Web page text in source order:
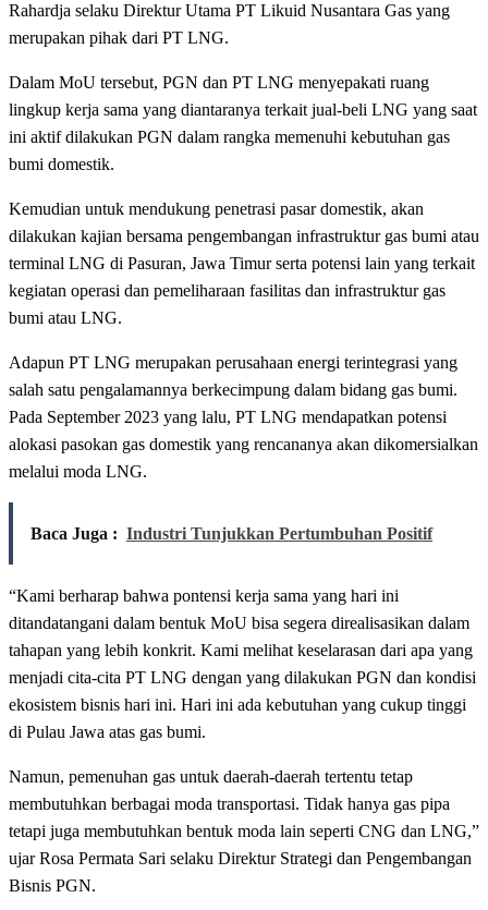
Rahardja selaku Direktur Utama PT Likuid Nusantara Gas yang
merupakan pihak dari PT LNG.
Dalam MoU tersebut, PGN dan PT LNG menyepakati ruang
lingkup kerja sama yang diantaranya terkait jual-beli LNG yang saat
ini aktif dilakukan PGN dalam rangka memenuhi kebutuhan gas
bumi domestik.
Kemudian untuk mendukung penetrasi pasar domestik, akan
dilakukan kajian bersama pengembangan infrastruktur gas bumi atau
terminal LNG di Pasuran, Jawa Timur serta potensi lain yang terkait
kegiatan operasi dan pemeliharaan fasilitas dan infrastruktur gas
bumi atau LNG.
Adapun PT LNG merupakan perusahaan energi terintegrasi yang
salah satu pengalamannya berkecimpung dalam bidang gas bumi.
Pada September 2023 yang lalu, PT LNG mendapatkan potensi
alokasi pasokan gas domestik yang rencananya akan dikomersialkan
melalui moda LNG.
Baca Juga : Industri Tunjukkan Pertumbuhan Positif
“Kami berharap bahwa pontensi kerja sama yang hari ini
ditandatangani dalam bentuk MoU bisa segera direalisasikan dalam
tahapan yang lebih konkrit. Kami melihat keselarasan dari apa yang
menjadi cita-cita PT LNG dengan yang dilakukan PGN dan kondisi
ekosistem bisnis hari ini. Hari ini ada kebutuhan yang cukup tinggi
di Pulau Jawa atas gas bumi.
Namun, pemenuhan gas untuk daerah-daerah tertentu tetap
membutuhkan berbagai moda transportasi. Tidak hanya gas pipa
tetapi juga membutuhkan bentuk moda lain seperti CNG dan LNG,”
ujar Rosa Permata Sari selaku Direktur Strategi dan Pengembangan
Bisnis PGN.